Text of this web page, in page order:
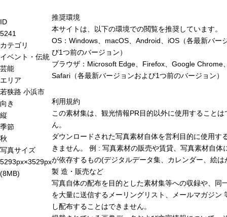
ID
5241
カテゴリ
イベント・伝統
芸能
エリア
若狭路 小浜市
向き
縦
季節
秋
写真サイズ
5293px×3529px
(8MB)
推奨環境
本サイトは、以下の環境での閲覧を推奨しています。
OS：Windows、macOS、Android、iOS（各最新バー
び1つ前のバージョン）
ブラウザ：Microsoft Edge、Firefox、Google Chrome
Safari（各最新バージョンおよび1つ前のバージョン）
利用規約
この素材集は、観光情報PR目的以外に使用することは
ん。
ダウンロードされた写真素材自体を営利目的に使用す
きません。 例 : 写真素材の販売や賃貸、写真素材自体
が依存するもの(デジタルデータ集、カレンダー、絵は
製 造・販売など
写真自体の配布を目的とした素材集等への収録や、同
を大量に送信するメーリングリスト、メールマガジン
し配布することはできません。